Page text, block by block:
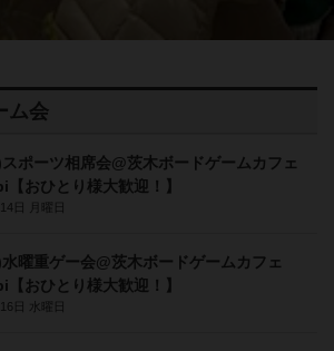
ム会
ポーツ相席会@茨木ボードゲームカフェ
おひとり様大歓迎！】
日 月曜日
曜重ゲー会@茨木ボードゲームカフェ
おひとり様大歓迎！】
日 水曜日